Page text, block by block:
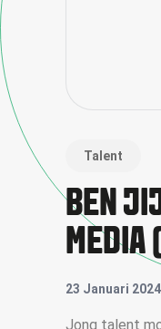
Talent
BEN
MEDIA
2024?
23 Januari 2024
Jong talent